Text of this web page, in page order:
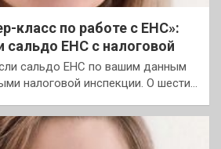
класс по работе с ЕНС»:
сальдо ЕНС с налоговой
сальдо ЕНС по вашим данным
налоговой инспекции. О шести…